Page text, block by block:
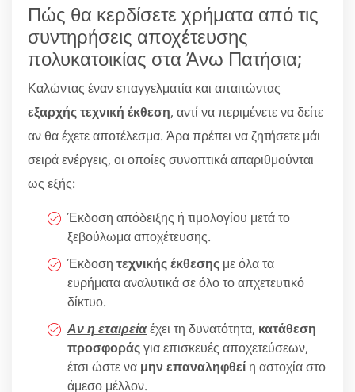
Πώς θα κερδίσετε χρήματα από τις
συντηρήσεις αποχέτευσης
πολυκατοικίας στα Άνω Πατήσια;
Καλώντας έναν επαγγελματία και απαιτώντας
εξαρχής τεχνική έκθεση, αντί να περιμένετε να δείτε
αν θα έχετε αποτέλεσμα. Άρα πρέπει να ζητήσετε μάι
σειρά ενέργεις, οι οποίες συνοπτικά απαριθμούνται
ως εξής:
Έκδοση απόδειξης ή τιμολογίου μετά το
ξεβούλωμα αποχέτευσης.
Έκδοση τεχνικής έκθεσης με όλα τα
ευρήματα αναλυτικά σε όλο το απχετευτικό
δίκτυο.
Αν η εταιρείαέχει τη δυνατότητα, κατάθεση
προσφοράςγια επισκευές αποχετεύσεων,
έτσι ώστε να μην επαναληφθεί η αστοχία στο
άμεσο μέλλον.